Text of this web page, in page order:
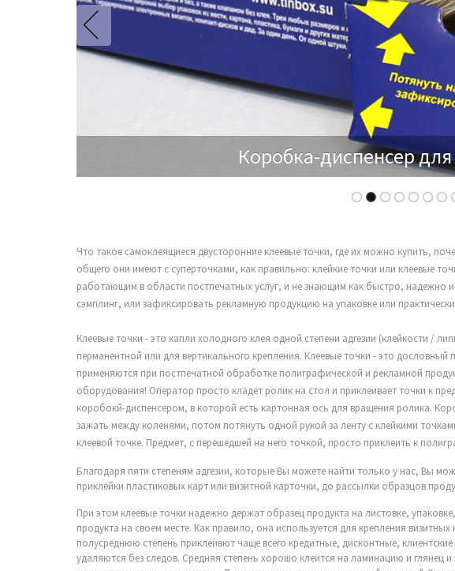
Коробка-диспенсер
Что такое самоклеящиеся двусторонние клеевые точки, где их можно купить,
общего они имеют с суперточками, как правильно: клейкие точки или клеевые
работающим в области постпечатных услуг, и не знающим как быстро, надежно
сэмплинг, или зафиксировать рекламную продукцию на упаковке или
Клеевые точки - это капли холодного клея одной степени адгезии (клейкости /
перманентной или для вертикального крепления. Клеевые точки - это дословный
применяются при постпечатной обработке полиграфической и рекламной
оборудования! Оператор просто кладет ролик на стол и приклеивает точки к
коробокй-диспенсером, в которой есть картонная ось для вращения ролика.
зажать между коленями, потом потянуть одной рукой за ленту с клейкими
клеевой точке. Предмет, с перешедшей на него точкой, просто приклеить к
Благодаря пяти степеням адгезии, которые Вы можете найти только у нас, Вы
приклейки пластиковых карт или визитной карточки, до рассылки образцов
При этом клеевые точки надежно держат образец продукта на листовке,
продукта на своем месте. Как правило, она используется для крепления
полусреднюю степень приклеивют чаще всего кредитные, дисконтные,
удаляются без следов. Средняя степень хорошо клеится на ламинацию и глянец